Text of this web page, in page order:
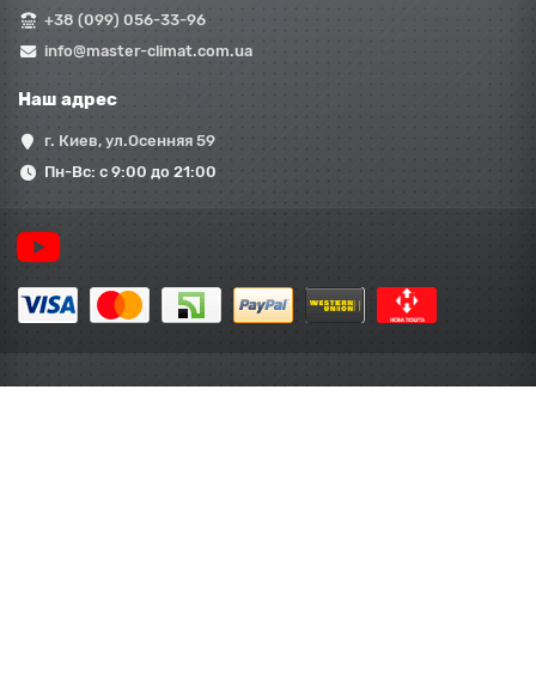
+38 (099) 056-33-96
info@master-climat.com.ua
Наш адрес
г. Киев, ул.Осенняя 59
Пн-Вс: с 9:00 до 21:00